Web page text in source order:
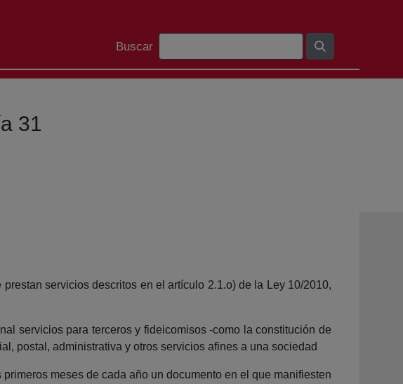
Barra de búsqueda
Buscar
31
servicios descritos en el artículo 2.1.o) de la Ley 10/2010,
servicios para terceros y fideicomisos -como la constitución de
postal, administrativa y otros servicios afines a una sociedad
meses de cada año un documento en el que manifiesten